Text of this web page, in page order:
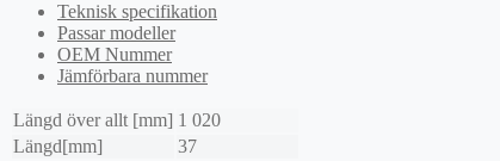
Teknisk specifikation
Passar modeller
OEM Nummer
Jämförbara nummer
Längd över allt [mm] 1 020
Längd[mm]
37